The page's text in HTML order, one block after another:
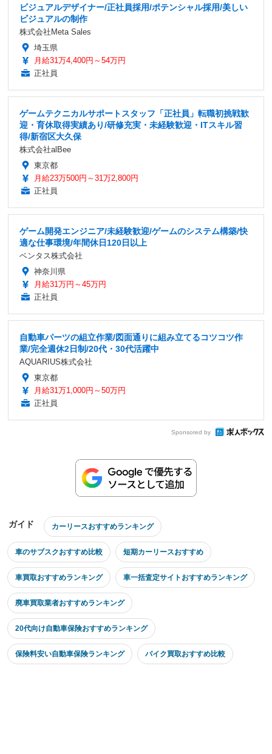
ビジュアルデザイナー/正社員採用/ポテンシャル採用/美しい
ビジュアルの制作
株式会社Meta Sales
埼玉県
月給31万4,400円～54万円
正社員
ゲームテクニカルサポートスタッフ「正社員」転職初挑戦歓
迎・育休取得実績あり/研修充実・未経験歓迎・ITスキル習
得/新宿区大久保
株式会社alBee
東京都
月給23万500円～31万2,800円
正社員
ゲーム開発エンジニア/未経験歓迎/ゲームのシステム構築/快
適な仕事環境/年間休日120日以上
ベンタス株式会社
神奈川県
月給31万円～45万円
正社員
自動車パーツの組立作業/図面通りに組み立てるコツコツ作
業/完全週休2日制/20代・30代活躍中
AQUARIUS株式会社
東京都
月給31万1,000円～50万円
正社員
Sponsored by
ガイド カーリースおすすめランキング
車のサブスクおすすめ比較 短期カーリースおすすめ
車買取おすすめランキング 車一括査定サイトおすすめランキング
廃車買取業者おすすめランキング
20代向け自動車保険おすすめランキング
保険料安い自動車保険ランキング バイク買取おすすめ比較